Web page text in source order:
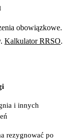
obowiązkowe.
Kalkulator RRSO.
i innych
rezygnować po